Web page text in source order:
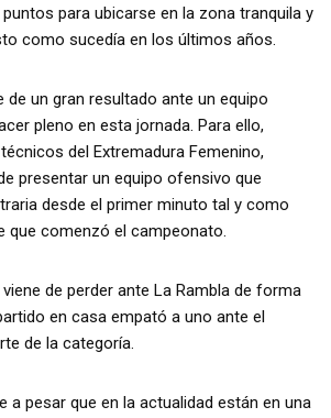
para ubicarse en la zona tranquila y
como sucedía en los últimos años.
de un gran resultado ante un equipo
pleno en esta jornada. Para ello,
del Extremadura Femenino,
presentar un equipo ofensivo que
desde el primer minuto tal y como
que comenzó el campeonato.
de perder ante La Rambla de forma
en casa empató a uno ante el
de la categoría.
a pesar que en la actualidad están en una